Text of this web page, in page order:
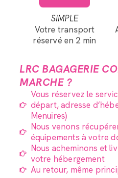
SIMPLE
Votre transport
réservé en 2 min
LRC BAGAGERIE
MARCHE ?
Vous réservez le
départ, adresse
Menuires)
Nous venons
équipements à votre
Nous acheminons et
votre hébergement
Au retour, même